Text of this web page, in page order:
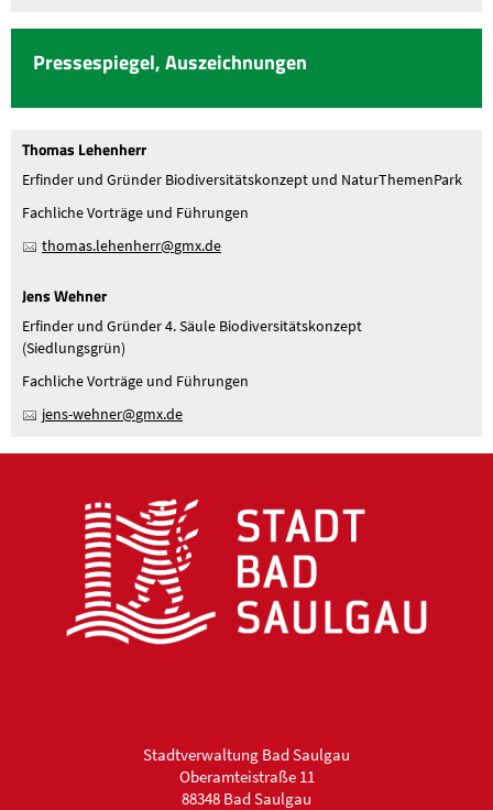
Pressespiegel, Auszeichnungen
Thomas Lehenherr
Erfinder und Gründer Biodiversitätskonzept und NaturThemenPark
Fachliche Vorträge und Führungen
th m s l h nh rr gmxd
Jens Wehner
Erfinder und Gründer 4. Säule Biodiversitätskonzept
(Siedlungsgrün)
Fachliche Vorträge und Führungen
j ns-w hn r gmxd
Stadtverwaltung Bad Saulgau
Oberamteistraße 11
88348 Bad Saulgau